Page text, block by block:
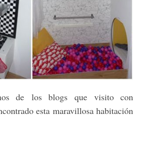
de los blogs que visito con
esta maravillosa habitación